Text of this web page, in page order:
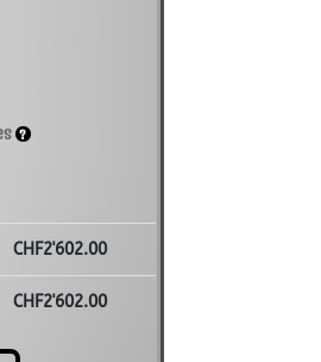
CHF2'602.00
CHF2'602.00